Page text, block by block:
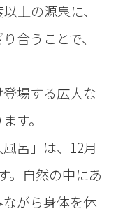
上の源泉に、
合うことで、
場する広大な
す。
呂」は、12月
。自然の中にあ
がら身体を休